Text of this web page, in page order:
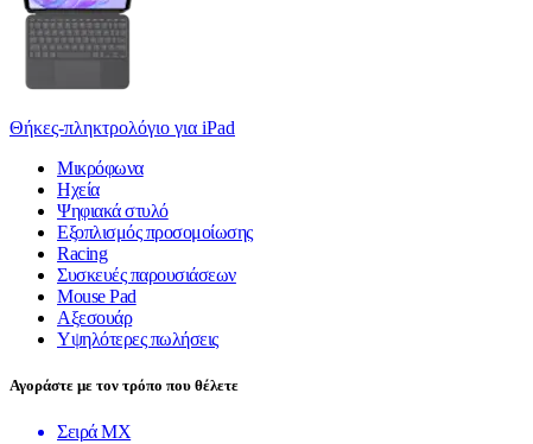
Θήκες-πληκτρολόγιο για iPad
Μικρόφωνα
Ηχεία
Ψηφιακά στυλό
Εξοπλισμός προσομοίωσης
Racing
Συσκευές παρουσιάσεων
Mouse Pad
Αξεσουάρ
Υψηλότερες πωλήσεις
Αγοράστε με τον τρόπο που θέλετε
Σειρά MX